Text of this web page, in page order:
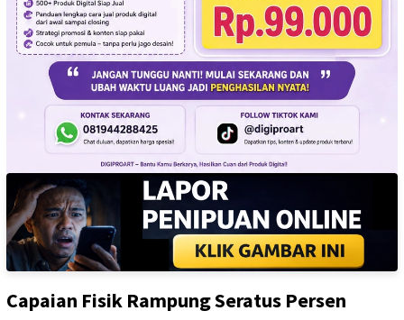
Capaian Fisik Rampung Seratus Persen